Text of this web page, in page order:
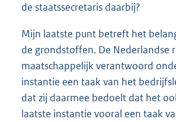
de staatssecretaris daarbij?
Mijn laatste punt betreft het
de grondstoffen. De Nederlandse
maatschappelijk verantwoord
instantie een taak van het
dat zij daarmee bedoelt dat het
laatste instantie vooral een taak